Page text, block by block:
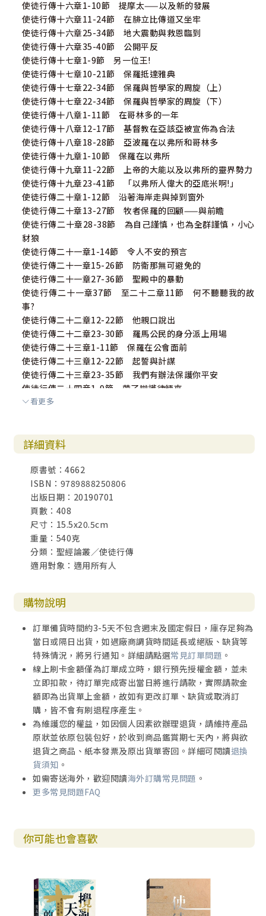
使徒行傳十六章1-10節 提摩太——以及新的發展
使徒行傳十六章11-24節 在腓立比傳道又坐牢
使徒行傳十六章25-34節 地大震動與救恩臨到
使徒行傳十六章35-40節 公開平反
使徒行傳十七章1-9節 另一位王!
使徒行傳十七章10-21節 保羅抵達雅典
使徒行傳十七章22-34節 保羅與哲學家的周旋（上）
使徒行傳十七章22-34節 保羅與哲學家的周旋（下）
使徒行傳十八章1-11節 在哥林多的一年
使徒行傳十八章12-17節 基督教在亞該亞被宣佈為合法
使徒行傳十八章18-28節 亞波羅在以弗所和哥林多
使徒行傳十九章1-10節 保羅在以弗所
使徒行傳十九章11-22節 上帝的大能以及以弗所的靈界勢力
使徒行傳十九章23-41節 「以弗所人偉大的亞底米啊!」
使徒行傳二十章1-12節 沿著海岸走與掉到窗外
使徒行傳二十章13-27節 牧者保羅的回顧——與前瞻
使徒行傳二十章28-38節 為自己謹慎，也為全群謹慎，小心
豺狼
使徒行傳二十一章1-14節 令人不安的預言
使徒行傳二十一章15-26節 防衛那無可避免的
使徒行傳二十一章27-36節 聖殿中的暴動
使徒行傳二十一章37節 至二十二章11節 何不聽聽我的故
事?
使徒行傳二十二章12-22節 他親口說出
使徒行傳二十二章23-30節 羅馬公民的身分派上用場
使徒行傳二十三章1-11節 保羅在公會面前
使徒行傳二十三章12-22節 起誓與計謀
使徒行傳二十三章23-35節 我們有辦法保護你平安
使徒行傳二十四章1-9節 帶了辯護律師來
使徒行傳二十四章10-21節 為所盼望的分訴
使徒行傳二十五章13-27節 亞基帕和百妮基
使徒行傳二十六章1-11節 在亞基帕面前的保羅
使徒行傳二十六章12-23節 保羅回轉歸信的故事（再次敘
述）
使徒行傳二十六章24-32節 「保羅，你瘋了！」
使徒行傳二十七章1-12節 在海上
使徒行傳二十七章13-32節 狂風與天使
使徒行傳二十七章33-44節 船難
使徒行傳二十八章1-10節 馬耳他島的蛇
使徒行傳二十八章11-22節 終於抵達羅馬
詞彙索引
看更多
詳細資料
原書號：4662
ISBN：9789888250806
出版日期：20190701
頁數：408
尺寸：15.5x20.5cm
重量：540克
分類：聖經論叢／使徒行傳
適用對象：適用所有人
購物說明
訂單備貨時間約3-5天不包含週末及國定假日，庫存足夠為
當日或隔日出貨，如遇廠商調貨時間延長或絕版、缺貨等
特殊情況，將另行通知。詳細請點選常見訂單問題 。
線上刷卡金額僅為訂單成立時，銀行預先授權金額，並未
立即扣款，待訂單完成寄出當日將進行請款，實際請款金
額即為出貨單上金額，故如有更改訂單、缺貨或取消訂
購，皆不會有刷退程序產生。
為維護您的權益，如因個人因素欲辦理退貨，請維持產品
原狀並依原包裝包好，於收到商品鑑賞期七天內，將與欲
退貨之商品、紙本發票及原出貨單寄回。詳細可閱讀退換
貨須知 。
如需寄送海外，歡迎閱讀海外訂購常見問題 。
更多常見問題FAQ
你可能也會喜歡